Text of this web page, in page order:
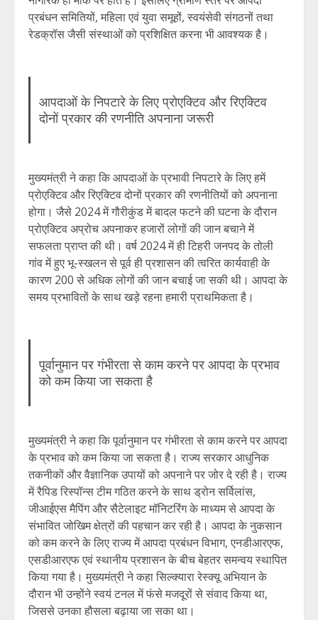
प्रबंधन समितियों, महिला एवं युवा समूहों, स्वयंसेवी संगठनों तथा
रेडक्रॉस जैसी संस्थाओं को प्रशिक्षित करना भी आवश्यक है।
आपदाओं के निपटारे के लिए प्रोएक्टिव और रिएक्टिव
दोनों प्रकार की रणनीति अपनाना जरूरी
मुख्यमंत्री ने कहा कि आपदाओं के प्रभावी निपटारे के लिए हमें
प्रोएक्टिव और रिएक्टिव दोनों प्रकार की रणनीतियों को अपनाना
होगा। जैसे 2024 में गौरीकुंड में बादल फटने की घटना के दौरान
प्रोएक्टिव अप्रोच अपनाकर हजारों लोगों की जान बचाने में
सफलता प्राप्त की थी। वर्ष 2024 में ही टिहरी जनपद के तोली
गांव में हुए भू-स्खलन से पूर्व ही प्रशासन की त्वरित कार्यवाही के
कारण 200 से अधिक लोगों की जान बचाई जा सकी थी। आपदा के
समय प्रभावितों के साथ खड़े रहना हमारी प्राथमिकता है।
पूर्वानुमान पर गंभीरता से काम करने पर आपदा के प्रभाव
को कम किया जा सकता है
मुख्यमंत्री ने कहा कि पूर्वानुमान पर गंभीरता से काम करने पर आपदा
के प्रभाव को कम किया जा सकता है। राज्य सरकार आधुनिक
तकनीकों और वैज्ञानिक उपायों को अपनाने पर जोर दे रही है। राज्य
में रैपिड रिस्पॉन्स टीम गठित करने के साथ ड्रोन सर्विलांस,
जीआईएस मैपिंग और सैटेलाइट मॉनिटरिंग के माध्यम से आपदा के
संभावित जोखिम क्षेत्रों की पहचान कर रही है। आपदा के नुकसान
को कम करने के लिए राज्य में आपदा प्रबंधन विभाग, एनडीआरएफ,
एसडीआरएफ एवं स्थानीय प्रशासन के बीच बेहतर समन्वय स्थापित
किया गया है। मुख्यमंत्री ने कहा सिल्क्यारा रेस्क्यू अभियान के
दौरान भी उन्होंने स्वयं टनल में फंसे मजदूरों से संवाद किया था,
जिससे उनका हौसला बढ़ाया जा सका था।